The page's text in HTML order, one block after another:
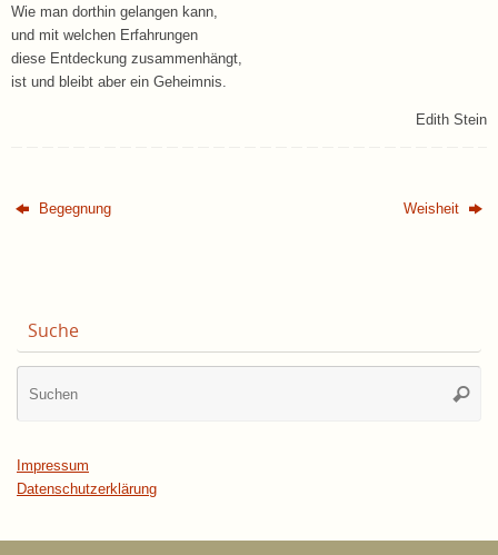
Wie man dorthin gelangen kann,
und mit welchen Erfahrungen
diese Entdeckung zusammenhängt,
ist und bleibt aber ein Geheimnis.
Edith Stein
Begegnung Weisheit
Suche
Impressum
Datenschutzerklärung